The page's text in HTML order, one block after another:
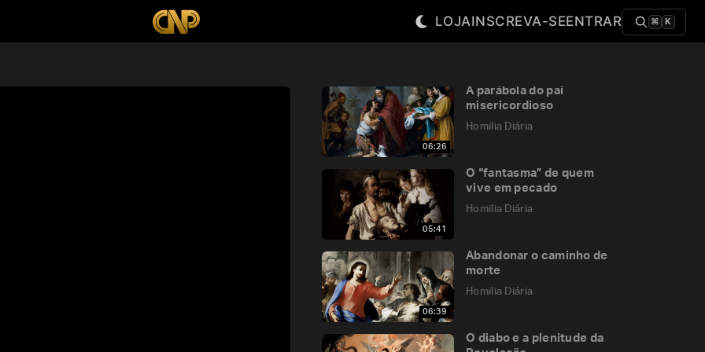
LOJAINSCREVA-SEENTRAR ⌘ K
06:26
A parábola do pai
misericordioso
Homilia Diária
05:41
O “fantasma” de quem
vive em pecado
Homilia Diária
06:39
Abandonar o caminho de
morte
Homilia Diária
O diabo e a plenitude da